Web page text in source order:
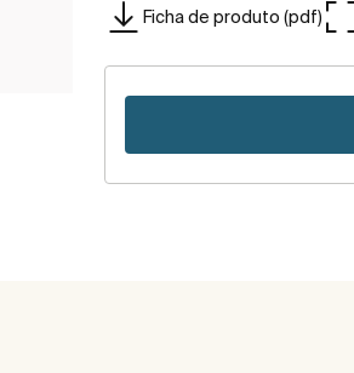
Ficha de produto (pdf)